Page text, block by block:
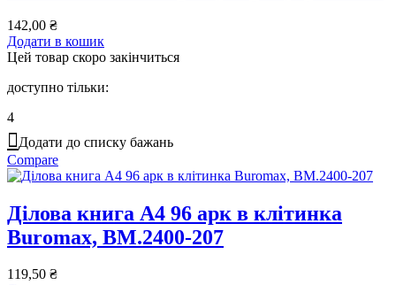
142,00 ₴
Додати в кошик
Цей товар скоро закінчиться
доступно тільки:
4
Додати до списку бажань
Compare
Ділова книга А4 96 арк в клітинка
Buromax, BM.2400-207
119,50 ₴